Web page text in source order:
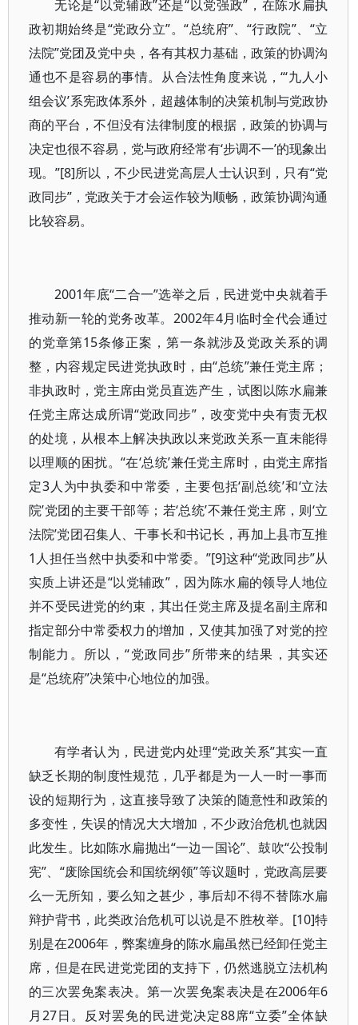
无论是“以党辅政”还是“以党强政”，在陈水扁执
政初期始终是“党政分立”。“总统府”、“行政院”、“立
法院”党团及党中央，各有其权力基础，政策的协调沟
通也不是容易的事情。从合法性角度来说，“‘九人小
组会议’系宪政体系外，超越体制的决策机制与党政协
商的平台，不但没有法律制度的根据，政策的协调与
决定也很不容易，党与政府经常有‘步调不一’的现象出
现。”[8]所以，不少民进党高层人士认识到，只有“党
政同步”，党政关于才会运作较为顺畅，政策协调沟通
比较容易。
2001年底“二合一”选举之后，民进党中央就着手
推动新一轮的党务改革。2002年4月临时全代会通过
的党章第15条修正案，第一条就涉及党政关系的调
整，内容规定民进党执政时，由“总统”兼任党主席；
非执政时，党主席由党员直选产生，试图以陈水扁兼
任党主席达成所谓“党政同步”，改变党中央有责无权
的处境，从根本上解决执政以来党政关系一直未能得
以理顺的困扰。“在‘总统’兼任党主席时，由党主席指
定3人为中执委和中常委，主要包括‘副总统’和‘立法
院’党团的主要干部等；若‘总统’不兼任党主席，则‘立
法院’党团召集人、干事长和书记长，再加上县市互推
1人担任当然中执委和中常委。”[9]这种“党政同步”从
实质上讲还是“以党辅政”，因为陈水扁的领导人地位
并不受民进党的约束，其出任党主席及提名副主席和
指定部分中常委权力的增加，又使其加强了对党的控
制能力。所以，“党政同步”所带来的结果，其实还
是“总统府”决策中心地位的加强。
有学者认为，民进党内处理“党政关系”其实一直
缺乏长期的制度性规范，几乎都是为一人一时一事而
设的短期行为，这直接导致了决策的随意性和政策的
多变性，失误的情况大大增加，不少政治危机也就因
此发生。比如陈水扁抛出“一边一国论”、鼓吹“公投制
宪”、“废除国统会和国统纲领”等议题时，党政高层要
么一无所知，要么知之甚少，事后却不得不替陈水扁
辩护背书，此类政治危机可以说是不胜枚举。[10]特
别是在2006年，弊案缠身的陈水扁虽然已经卸任党主
席，但是在民进党党团的支持下，仍然逃脱立法机构
的三次罢免案表决。第一次罢免案表决是在2006年6
月27日。反对罢免的民进党决定88席“立委”全体缺